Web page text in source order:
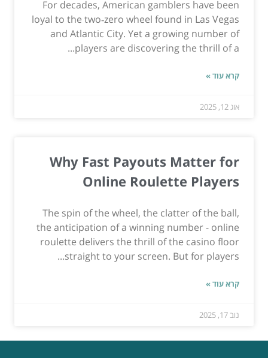
For decades, American gamblers have been
loyal to the two‑zero wheel found in Las Vegas
and Atlantic City. Yet a growing number of
players are discovering the thrill of a...
קרא עוד »
אוג 12, 2025
Why Fast Payouts Matter for
Online Roulette Players
The spin of the wheel, the clatter of the ball,
the anticipation of a winning number - online
roulette delivers the thrill of the casino floor
straight to your screen. But for players...
קרא עוד »
נוב 17, 2025